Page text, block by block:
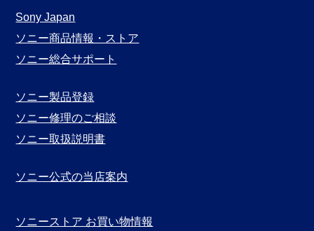
月
別
表
Sony Japan
ソニー商品情報・ストア
ソニー総合サポート
ソニー製品登録
ソニー修理のご相談
ソニー取扱説明書
ソニー公式の当店案内
ソニーストア お買い物情報